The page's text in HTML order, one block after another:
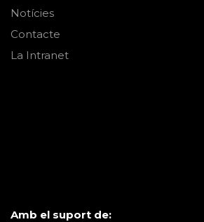
Notícies
Contacte
La Intranet
Amb el suport de: